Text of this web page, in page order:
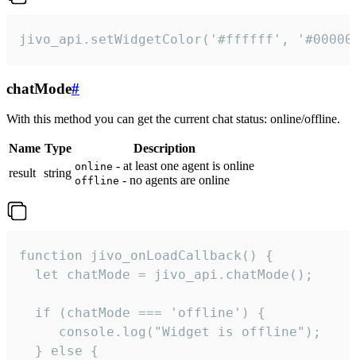
jivo_api.setWidgetColor('#ffffff',
chatMode#
With this method you can get the current chat status: online/offline.
Name Type
Description
result string online - at least one agent is online
offline - no agents are online
function jivo_onLoadCallback() {
  let chatMode = jivo_api.chatMode();
  if (chatMode === 'offline') {
     console.log("Widget is offline");
  } else {